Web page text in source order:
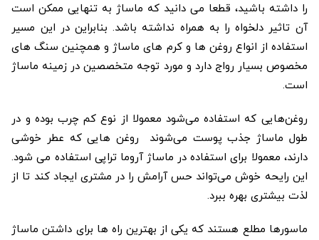
را داشته باشید، قطعا می دانید که ماساژ به تنهایی ممکن است
آن تاثیر دلخواه را به همراه نداشته باشد. بنابراین در این مسیر
استفاده از انواع روغن ها و کرم های ماساژ و همچنین سنگ های
مخصوص بسیار رواج دارد و مورد توجه متخصصین در زمینه ماساژ
است.
روغن‌هایی که استفاده می‌شود معمولا از نوع کم چرب بوده و در
طول ماساژ جذب پوست می‌شوند روغن‌ هایی که عطر خوشی
دارند، معمولا برای استفاده در ماساژ آروما تراپی استفاده می‌ شود.
این رایحه خوش می‌تواند حس آرامش را در مشتری ایجاد کند تا از
لذت بیشتری بهره ببرد.
ماسورها مطلع هستند که یکی از بهترین راه ها برای داشتن ماساژ